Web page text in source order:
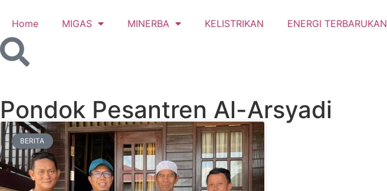
Home MIGAS MINERBA KELISTRIKAN ENERGI TERBARUKAN
Pondok Pesantren Al-Arsyadi
BERITA